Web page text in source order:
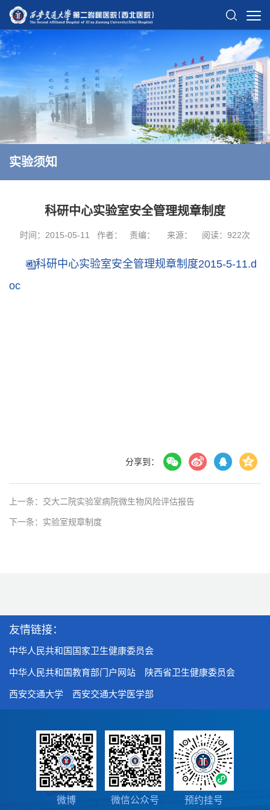
实验须知
科研中心实验室安全管理规章制度
时间：2015-05-11 作者： 责编： 来源： 阅读： 922次
科研中心实验室安全管理规章制度2015-5-11.d
oc
分享到：
上一条：交大二院实验室病院微生物风险评估报告
下一条：实验室规章制度
友情链接：
中华人民共和国国家卫生健康委员会
中华人民共和国教育部门户网站 陕西省卫生健康委员会
西安交通大学 西安交通大学医学部
微博 微信公众号 预约挂号